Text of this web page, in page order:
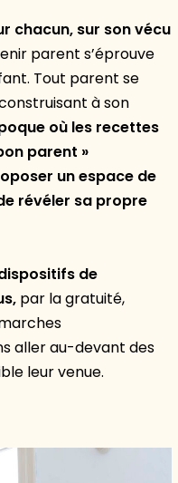
chacun, sur son vécu
parent s’éprouve
Tout parent se
à son
où les recettes
parent »
un espace de
révéler sa propre
de
par la gratuité,
aller au-devant des
leur venue.